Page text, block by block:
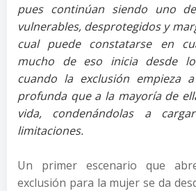
pues continúan siendo uno
vulnerables, desprotegidos y
cual puede constatarse en
mucho de eso inicia desde
cuando la exclusión empieza
profunda que a la mayoría de
vida, condenándolas a
limitaciones.
Un primer escenario que
exclusión para la mujer se da